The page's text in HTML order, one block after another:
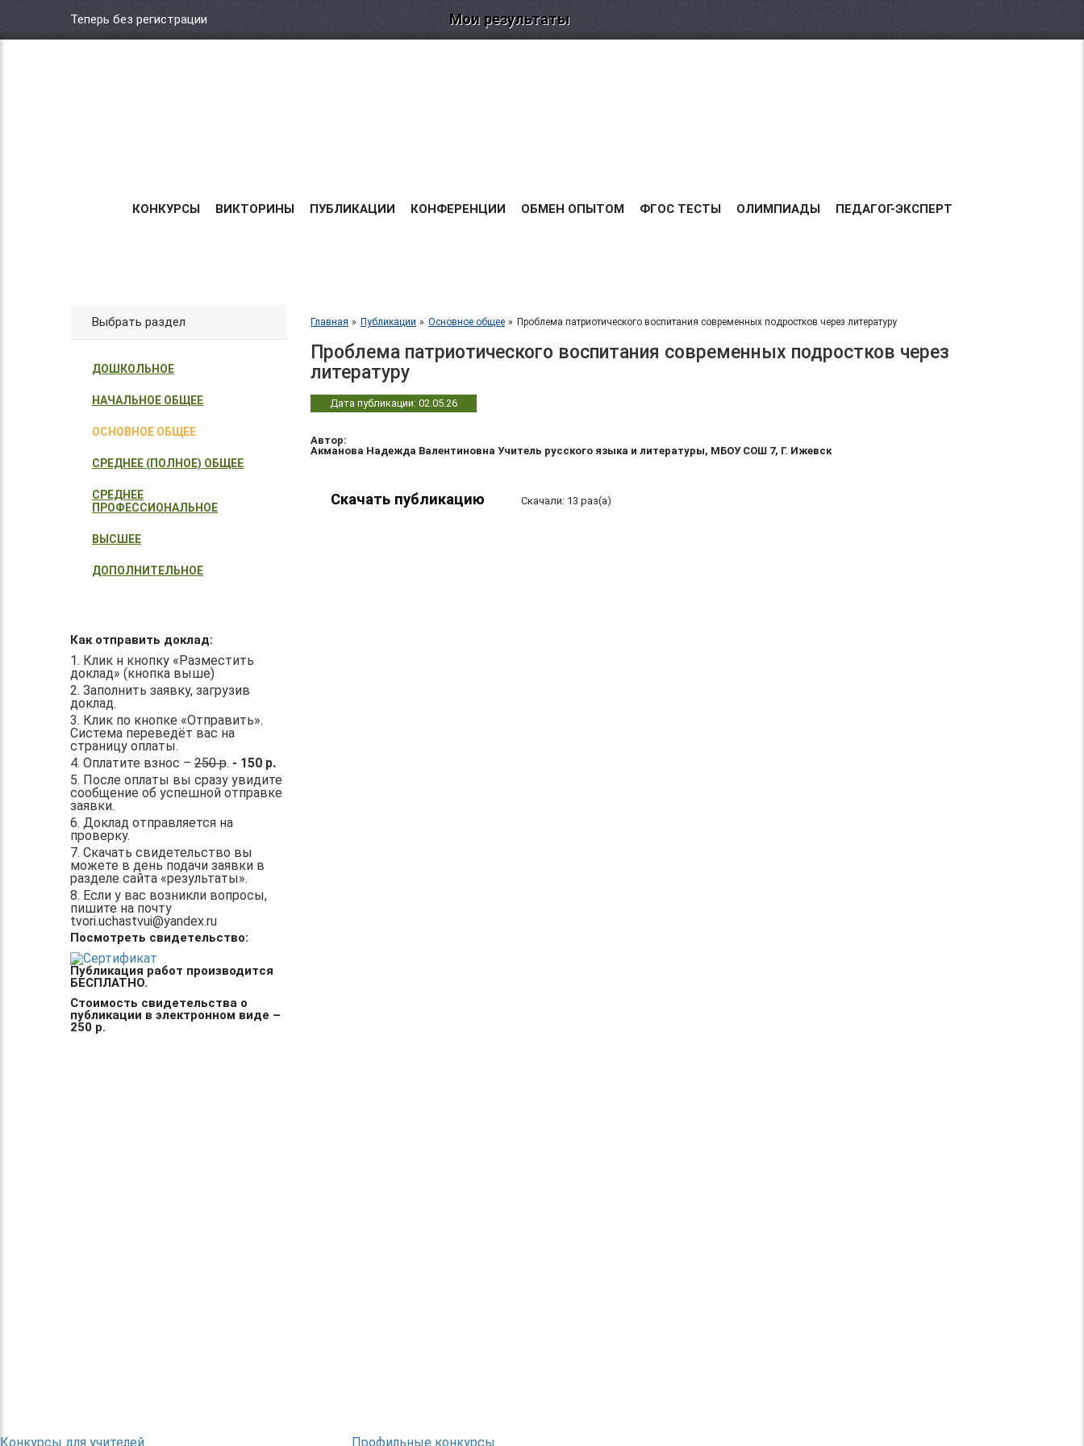
Теперь без регистрации Мои результаты
КОНКУРСЫ ВИКТОРИНЫ ПУБЛИКАЦИИ КОНФЕРЕНЦИИ ОБМЕН ОПЫТОМ ФГОС ТЕСТЫ ОЛИМПИАДЫ ПЕДАГОГ-ЭКСПЕРТ
Выбрать раздел
ДОШКОЛЬНОЕ
НАЧАЛЬНОЕ ОБЩЕЕ
ОСНОВНОЕ ОБЩЕЕ
СРЕДНЕЕ (ПОЛНОЕ) ОБЩЕЕ
СРЕДНЕЕ
ПРОФЕССИОНАЛЬНОЕ
ВЫСШЕЕ
ДОПОЛНИТЕЛЬНОЕ
Как отправить доклад:
1. Клик н кнопку «Разместить
доклад» (кнопка выше)
2. Заполнить заявку, загрузив
доклад.
3. Клик по кнопке «Отправить».
Система переведёт вас на
страницу оплаты.
4. Оплатите взнос – 250 р. - 150 р.
5. После оплаты вы сразу увидите
сообщение об успешной отправке
заявки.
6. Доклад отправляется на
проверку.
7. Скачать свидетельство вы
можете в день подачи заявки в
разделе сайта «результаты».
8. Если у вас возникли вопросы,
пишите на почту
tvori.uchastvui@yandex.ru
Посмотреть свидетельство:
Публикация работ производится
БЕСПЛАТНО.
Стоимость свидетельства о
публикации в электронном виде –
250 р.
Главная Публикации Основное общее Проблема патриотического воспитания современных подростков через литературу
Проблема патриотического воспитания современных подростков через
литературу
Дата публикации: 02.05.26
Автор:
Акманова Надежда Валентиновна Учитель русского языка и литературы, МБОУ СОШ 7, Г. Ижевск
Скачать публикацию Скачали: 13 раз(а)
Конкурсы для учителей
Профильные конкурсы